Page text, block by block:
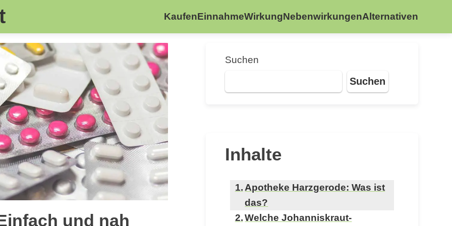
KaufenEinnahmeWirkungNebenwirkungenAlternativen
und nah
Suchen
Suchen
Inhalte
Apotheke Harzgerode: Was ist
das?
Welche Johanniskraut-